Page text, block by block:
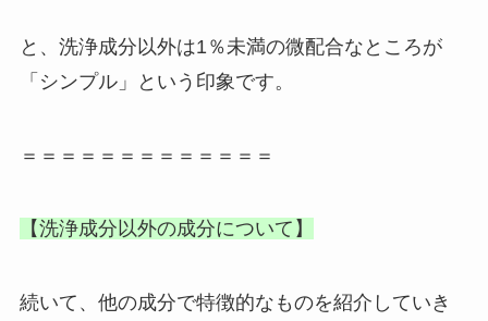
と、洗浄成分以外は1％未満の微配合なところが
「シンプル」という印象です。
＝＝＝＝＝＝＝＝＝＝＝＝＝
【洗浄成分以外の成分について】
続いて、他の成分で特徴的なものを紹介していき